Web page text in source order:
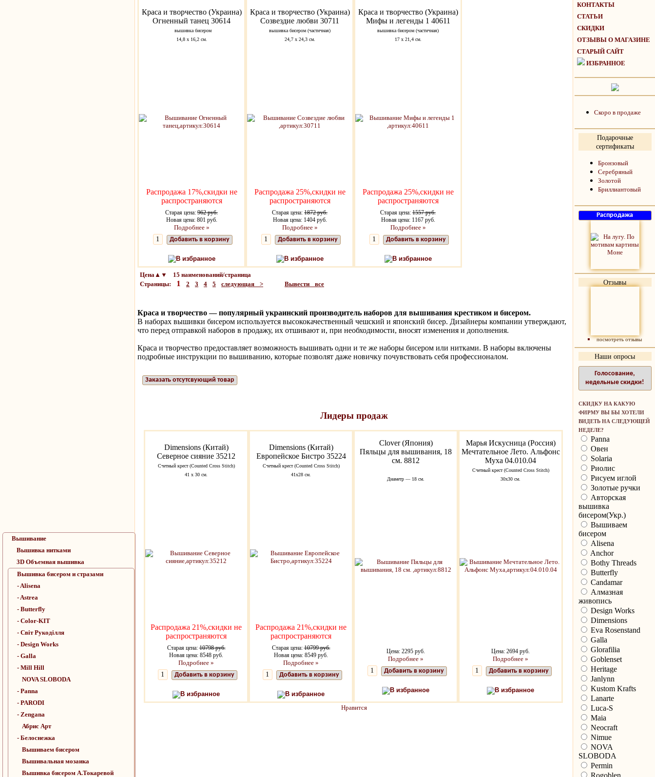
Вышивание
Вышивка нитками
3D Объемная вышивка
Вышивка бисером и стразами
- Alisena
- Astrea
- Butterfly
- Color-KIT
- Cвiт Рукодiлля
- Design Works
- Galla
- Mill Hill
NOVA SLOBODA
- Panna
- PARODI
- Zengana
Абрис Арт
- Белоснежка
Вышиваем бисером
Вышивальная мозаика
Вышивка бисером А.Токаревой
Краса и творчество (Украина)
Огненный танец 30614
вышивка бисером
14,8 х 16,2 см.
Распродажа 17%,скидки не
распространяются
Старая цена: 962 руб.
Новая цена: 801 руб.
Подробнее »
Добавить в корзину
В избранное
Краса и творчество (Украина)
Созвездие любви 30711
вышивка бисером (частичная)
24,7 х 24,3 см.
Распродажа 25%,скидки не
распространяются
Старая цена: 1872 руб.
Новая цена: 1404 руб.
Подробнее »
Добавить в корзину
В избранное
Краса и творчество (Украина)
Мифы и легенды 1 40611
вышивка бисером (частичная)
17 х 21,4 см.
Распродажа 25%,скидки не
распространяются
Старая цена: 1557 руб.
Новая цена: 1167 руб.
Подробнее »
Добавить в корзину
В избранное
Цена▲▼ 15 наименований/страница
Страницы: 1 2 3 4 5 следующая > Вывести все
Краса и творчество — популярный украинский производитель наборов для вышивания крестиком и бисером.
В наборах вышивки бисером используется высококачественный чешский и японский бисер. Дизайнеры компании утверждают,
что перед отправкой наборов в продажу, их отшивают и, при необходимости, вносят изменения и дополнения.
Краса и творчество предоставляет возможность вышивать одни и те же наборы бисером или нитками. В наборы включены
подробные инструкции по вышиванию, которые позволят даже новичку почувствовать себя профессионалом.
Заказать отсутсвующий товар
Лидеры продаж
Dimensions (Китай)
Северное сияние 35212
Счетный крест (Counted Cross Stitch)
41 х 30 см.
Распродажа 21%,скидки не
распространяются
Старая цена:10798 руб.
Новая цена: 8548 руб.
Подробнее »
Добавить в корзину
В избранное
Dimensions (Китай)
Европейское Бистро 35224
Счетный крест (Counted Cross Stitch)
41x28 см.
Распродажа 21%,скидки не
распространяются
Старая цена:10799 руб.
Новая цена: 8549 руб.
Подробнее »
Добавить в корзину
В избранное
Clover (Япония)
Пяльцы для вышивания, 18
см. 8812
Диаметр — 18 см.
Цена: 2295 руб.
Подробнее »
Добавить в корзину
В избранное
Марья Искусница (Россия)
Мечтательное Лето. Альфонс
Муха 04.010.04
Счетный крест (Counted Cross Stitch)
30x30 см.
Цена: 2694 руб.
Подробнее »
Добавить в корзину
В избранное
Нравится
КОНТАКТЫ
СТАТЬИ
СКИДКИ
ОТЗЫВЫ О МАГАЗИНЕ
СТАРЫЙ САЙТ
ИЗБРАННОЕ
Скоро в продаже
Подарочные
сертификаты
Бронзовый
Серебряный
Золотой
Бриллиантовый
Отзывы
посмотреть отзывы
Наши опросы
Голосование,
недельные скидки!
СКИДКУ НА КАКУЮ
ФИРМУ ВЫ БЫ ХОТЕЛИ
ВИДЕТЬ НА СЛЕДУЮЩЕЙ
НЕДЕЛЕ?
Panna
Овен
Solaria
Риолис
Рисуем иглой
Золотые ручки
Авторская
вышивка
бисером(Укр.)
Вышиваем
бисером
Alisena
Anchor
Bothy Threads
Butterfly
Candamar
Алмазная
живопись
Design Works
Dimensions
Eva Rosenstand
Galla
Glorafilia
Goblenset
Heritage
Janlynn
Kustom Krafts
Lanarte
Luca-S
Maia
Neocraft
Nimue
NOVA
SLOBODA
Permin
Rogoblen